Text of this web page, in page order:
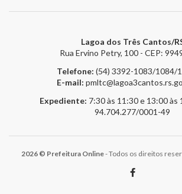
Lagoa dos Três Cantos/
Rua Ervino Petry, 100 - CEP:
Telefone: (54) 3392-1083/1084/
E-mail:
Expediente: 7:30 às 11:30 e 13:00 às
94.704.277/0001-49
2026 © Prefeitura Online- Todos os direitos